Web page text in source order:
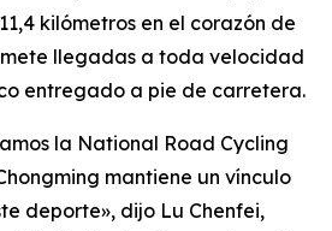
kilómetros en el corazón de
llegadas a toda velocidad
entregado a pie de carretera.
la National Road Cycling
mantiene un vínculo
deporte», dijo Lu Chenfei,